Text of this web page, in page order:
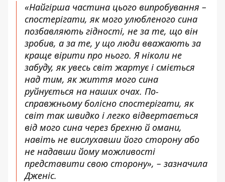
«Найгірша частина цього випробування –
спостерігати, як мого улюбленого сина
позбавляють гідності, не за те, що він
зробив, а за те, у що люди вважають за
краще вірити про нього. Я ніколи не
забуду, як увесь світ жартує і сміється
над тим, як життя мого сина
руйнується на наших очах. По-
справжньому болісно спостерігати, як
світ так швидко і легко відвертається
від мого сина через брехню й омани,
навіть не вислухавши його сторону або
не надавши йому можливості
представити свою сторону», – зазначила
Дженіс.